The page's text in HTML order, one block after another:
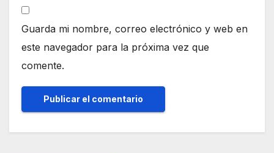
Guarda mi nombre, correo electrónico y web en
este navegador para la próxima vez que
comente.